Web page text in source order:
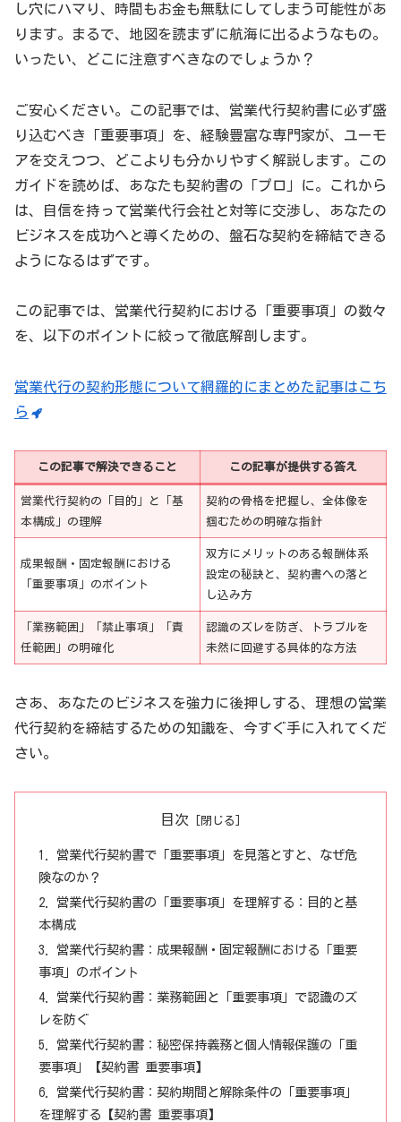
し穴にハマり、時間もお金も無駄にしてしまう可能性があ
ります。まるで、地図を読まずに航海に出るようなもの。
いったい、どこに注意すべきなのでしょうか？
ご安心ください。この記事では、営業代行契約書に必ず盛
り込むべき「重要事項」を、経験豊富な専門家が、ユーモ
アを交えつつ、どこよりも分かりやすく解説します。この
ガイドを読めば、あなたも契約書の「プロ」に。これから
は、自信を持って営業代行会社と対等に交渉し、あなたの
ビジネスを成功へと導くための、盤石な契約を締結できる
ようになるはずです。
この記事では、営業代行契約における「重要事項」の数々
を、以下のポイントに絞って徹底解剖します。
営業代行の契約形態について網羅的にまとめた記事はこち
ら
この記事で解決できること この記事が提供する答え
営業代行契約の「目的」と「基
本構成」の理解
契約の骨格を把握し、全体像を
掴むための明確な指針
成果報酬・固定報酬における
「重要事項」のポイント
双方にメリットのある報酬体系
設定の秘訣と、契約書への落と
し込み方
「業務範囲」「禁止事項」「責
任範囲」の明確化
認識のズレを防ぎ、トラブルを
未然に回避する具体的な方法
さあ、あなたのビジネスを強力に後押しする、理想の営業
代行契約を締結するための知識を、今すぐ手に入れてくだ
さい。
目次
営業代行契約書で「重要事項」を見落とすと、なぜ危
険なのか？
営業代行契約書の「重要事項」を理解する：目的と基
本構成
営業代行契約書：成果報酬・固定報酬における「重要
事項」のポイント
営業代行契約書：業務範囲と「重要事項」で認識のズ
レを防ぐ
営業代行契約書：秘密保持義務と個人情報保護の「重
要事項」【契約書 重要事項】
営業代行契約書：契約期間と解除条件の「重要事項」
を理解する【契約書 重要事項】